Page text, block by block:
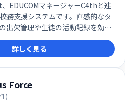
EDUCOMマネージャーC4thと連
務支援システムです。直感的なタ
出欠管理や生徒の活動記録を効率
ルタイム記録と事後確認機能によ
を軽減し、生徒理解を深めます。
、便利なツールです。
詳しく見る
Force
)